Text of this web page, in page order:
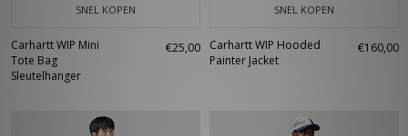
SNEL KOPEN
Carhartt WIP Mini
Tote Bag
Sleutelhanger
€25,00
SNEL KOPEN
Carhartt WIP Hooded
Painter Jacket
€160,00